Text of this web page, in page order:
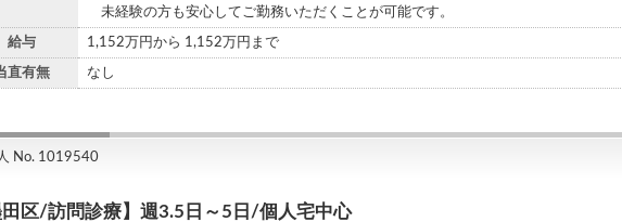
未経験の方も安心してご勤務いただくことが可能です。
給与 1,152万円から 1,152万円まで
直有無 なし
No. 1019540
田区/訪問診療】週3.5日～5日/個人宅中心